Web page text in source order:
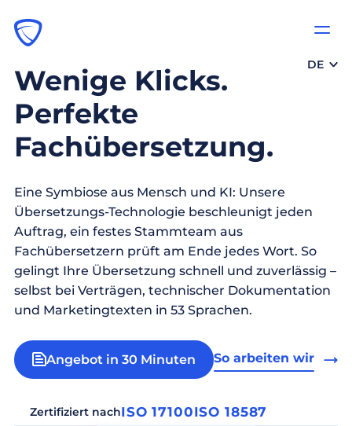
DE
Wenige Klicks.
Perfekte
Fachübersetzung.
Eine Symbiose aus Mensch und KI: Unsere
Übersetzungs-Technologie beschleunigt jeden
Auftrag, ein festes Stammteam aus
Fachübersetzern prüft am Ende jedes Wort. So
gelingt Ihre Übersetzung schnell und zuverlässig –
selbst bei Verträgen, technischer Dokumentation
und Marketingtexten in 53 Sprachen.
Angebot in 30 Minuten So arbeiten wir
Zertifiziert nachISO 17100ISO 18587